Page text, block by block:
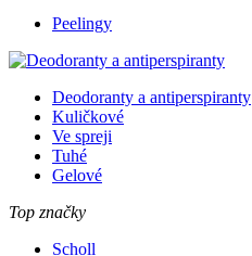
Peelingy
Deodoranty a antiperspiranty
Kuličkové
Ve spreji
Tuhé
Gelové
Top značky
Scholl